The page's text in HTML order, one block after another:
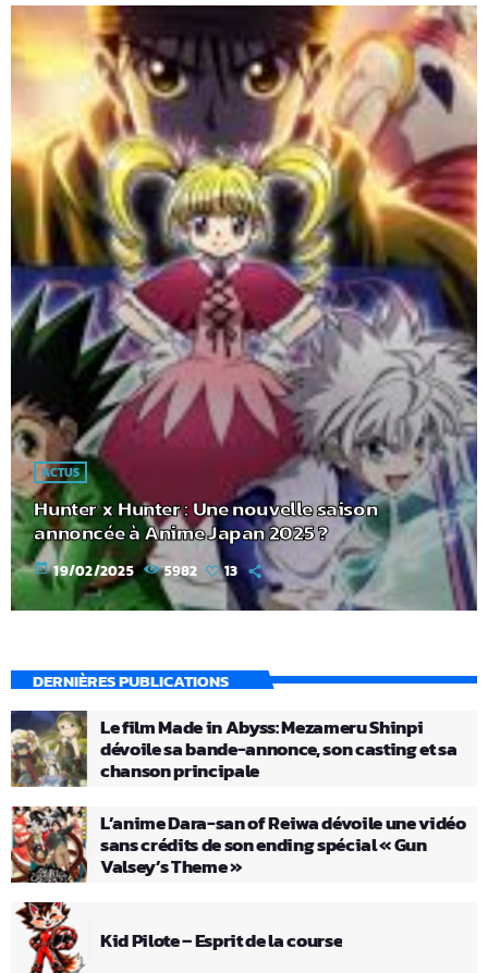
ACTUS
Hunter x Hunter : Une nouvelle saison
annoncée à Anime Japan 2025 ?
today 19/02/2025 5982 13
DERNIÈRES PUBLICATIONS
Le film Made in Abyss: Mezameru Shinpi
dévoile sa bande-annonce, son casting et sa
chanson principale
L’anime Dara-san of Reiwa dévoile une vidéo
sans crédits de son ending spécial « Gun
Valsey’s Theme »
Kid Pilote – Esprit de la course